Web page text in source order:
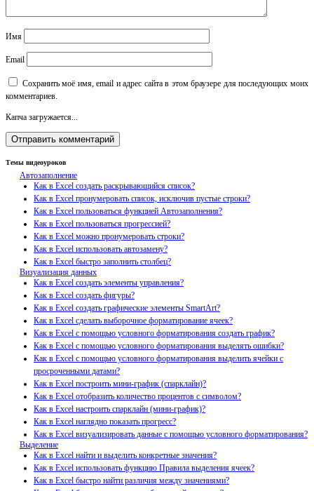
Имя
Email
Сохранить моё имя, email и адрес сайта в этом браузере для последующих моих
комментариев.
Капча загружается...
Темы видеоуроков
Автозаполнение
Как в Excel создать раскрывающийся список?
Как в Excel пронумеровать список, исключив пустые строки?
Как в Excel пользоваться функцией Автозаполнения?
Как в Excel пользоваться прогрессией?
Как в Excel можно пронумеровать строки?
Как в Excel использовать автозамену?
Как в Excel быстро заполнить столбец?
Визуализация данных
Как в Excel создать элементы управления?
Как в Excel создать фигуры?
Как в Excel создать графические элементы SmartArt?
Как в Excel сделать выборочное форматирование ячеек?
Как в Excel с помощью условного форматирования создать график?
Как в Excel с помощью условного форматирования выделять ошибки?
Как в Excel с помощью условного форматирования выделить ячейки с
просроченными датами?
Как в Excel построить мини-график (спарклайн)?
Как в Excel отобразить количество процентов с символом?
Как в Excel настроить спарклайн (мини-график)?
Как в Excel наглядно показать прогресс?
Как в Excel визуализировать данные с помощью условного форматирования?
Выделение
Как в Excel найти и выделить конкретные значения?
Как в Excel использовать функцию Правила выделения ячеек?
Как в Excel быстро найти различия между значениями?